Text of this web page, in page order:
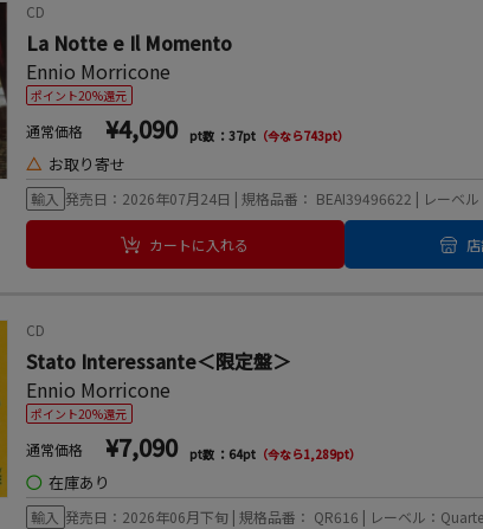
CD
La Notte e Il Momento
Ennio Morricone
ポイント20%還元
通常価格 ¥4,090 pt数 ：37pt （今なら743pt）
△ お取り寄せ
輸入 発売日：2026年07月24日 | 規格品番： BEAI39496622 | レーベ
カートに入れる
CD
Stato Interessante＜限定盤＞
Ennio Morricone
ポイント20%還元
通常価格 ¥7,090 pt数 ：64pt （今なら1,289pt）
◯ 在庫あり
輸入 発売日：2026年06月下旬 | 規格品番： QR616 | レーベル：